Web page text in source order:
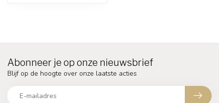
Abonneer je op onze nieuwsbrief
Blijf op de hoogte over onze laatste acties